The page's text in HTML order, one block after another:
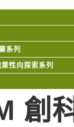
系列
性向探索系列
創